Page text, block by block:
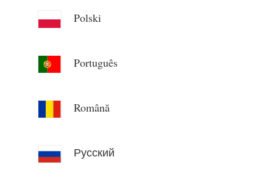
Polski
Português
Română
Русский